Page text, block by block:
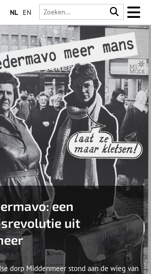
NL EN
een
uit
dorp Middenmeer stond aan de wieg van